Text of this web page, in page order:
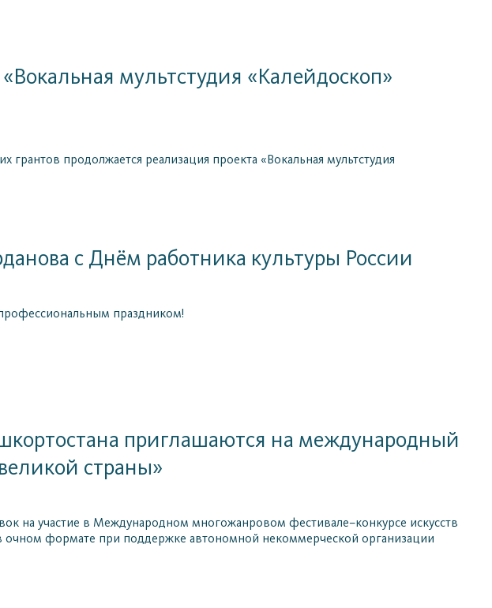
мультстудия «Калейдоскоп»
продолжается реализация проекта «Вокальная мультстудия
с Днём работника культуры России
праздником!
приглашаются на международный
страны»
на участие в Международном многожанровом фестивале–конкурсе искусств
очном формате при поддержке автономной некоммерческой организации